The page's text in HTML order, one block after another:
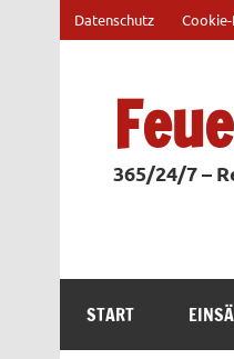
springen
Datenschutz
365/24/7 –
START